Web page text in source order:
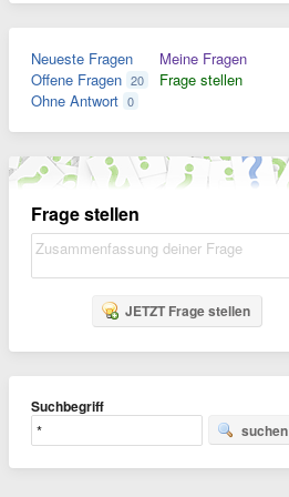
Neueste Fragen
Offene Fragen 20
Ohne Antwort 0
Meine Fragen
Frage stellen
Frage stellen
JETZT Frage stellen
Suchbegriff
suchen